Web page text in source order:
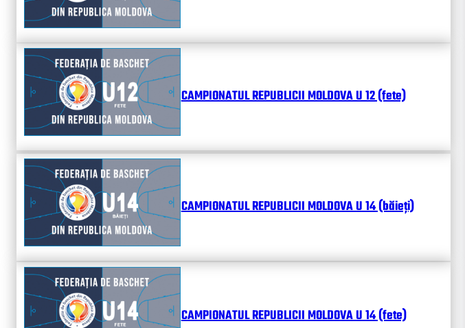
CAMPIONATUL REPUBLICII MOLDOVA U 12 (fete)
CAMPIONATUL REPUBLICII MOLDOVA U 14 (băieți)
CAMPIONATUL REPUBLICII MOLDOVA U 14 (fete)